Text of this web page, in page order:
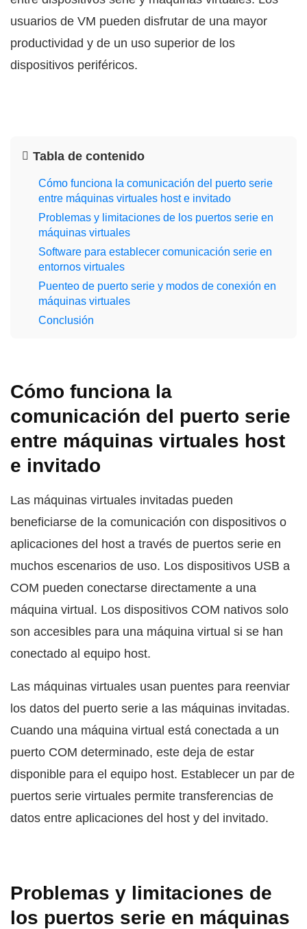
usuarios de VM pueden disfrutar de una mayor
productividad y de un uso superior de los
dispositivos periféricos.
Tabla de contenido
Cómo funciona la comunicación del puerto serie
entre máquinas virtuales host e invitado
Problemas y limitaciones de los puertos serie en
máquinas virtuales
Software para establecer comunicación serie en
entornos virtuales
Puenteo de puerto serie y modos de conexión en
máquinas virtuales
Conclusión
Cómo funciona la
comunicación del puerto serie
entre máquinas virtuales host
e invitado
Las máquinas virtuales invitadas pueden
beneficiarse de la comunicación con dispositivos o
aplicaciones del host a través de puertos serie en
muchos escenarios de uso. Los dispositivos USB a
COM pueden conectarse directamente a una
máquina virtual. Los dispositivos COM nativos solo
son accesibles para una máquina virtual si se han
conectado al equipo host.
Las máquinas virtuales usan puentes para reenviar
los datos del puerto serie a las máquinas invitadas.
Cuando una máquina virtual está conectada a un
puerto COM determinado, este deja de estar
disponible para el equipo host. Establecer un par de
puertos serie virtuales permite transferencias de
datos entre aplicaciones del host y del invitado.
Problemas y limitaciones de
los puertos serie en máquinas